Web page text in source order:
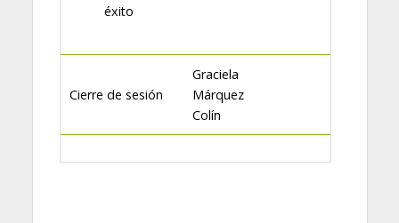
éxito
Cierre de sesión
Graciela
Márquez
Colín